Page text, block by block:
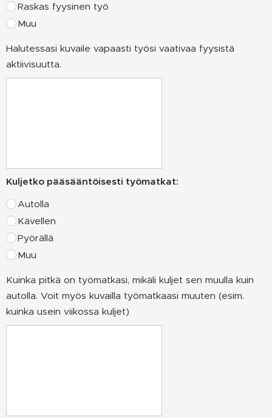
Raskas fyysinen työ
Muu
Halutessasi kuvaile vapaasti työsi vaativaa fyysistä
aktiivisuutta.
Kuljetko pääsääntöisesti työmatkat:
Autolla
Kävellen
Pyörällä
Muu
Kuinka pitkä on työmatkasi, mikäli kuljet sen muulla kuin
autolla. Voit myös kuvailla työmatkaasi muuten (esim.
kuinka usein viikossa kuljet)